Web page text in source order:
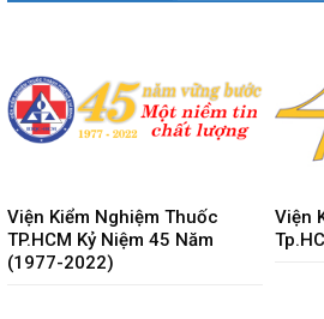
Viện Kiểm Nghiệm Thuốc
TP.HCM Kỷ Niệm 45 Năm
(1977-2022)
Viện